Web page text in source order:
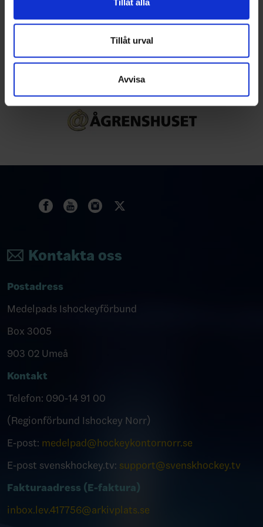
annons- och analysföretag som vi samarbetar med.
Dessa kan i sin tur kombinera informationen med annan
information som du har tillhandahållit eller som de har
samlat in när du har använt deras tjänster.
Tillåt urval
Avvisa
Partners
Kontakta oss
Postadress
Medelpads Ishockeyförbund
Box 3005
903 02 Umeå
Kontakt
Telefon: 090-14 91 00
(Regionförbund Ishockey Norr)
E-post: medelpad@hockeykontornorr.se
E-post svenskhockey.tv: support@svenskhockey.tv
Fakturaadress (E-faktura)
inbox.lev.417756@arkivplats.se